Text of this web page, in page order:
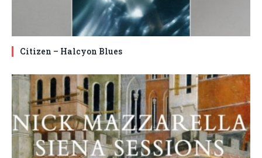
Citizen – Halcyon Blues